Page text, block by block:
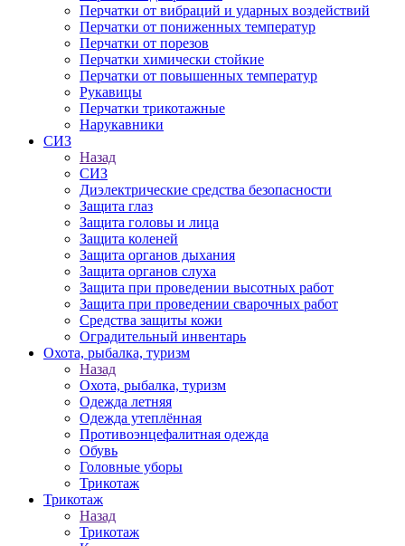
Перчатки от вибраций и ударных воздействий
Перчатки от пониженных температур
Перчатки от порезов
Перчатки химически стойкие
Перчатки от повышенных температур
Рукавицы
Перчатки трикотажные
Нарукавники
СИЗ
Назад
СИЗ
Диэлектрические средства безопасности
Защита глаз
Защита головы и лица
Защита коленей
Защита органов дыхания
Защита органов слуха
Защита при проведении высотных работ
Защита при проведении сварочных работ
Средства защиты кожи
Оградительный инвентарь
Охота, рыбалка, туризм
Назад
Охота, рыбалка, туризм
Одежда летняя
Одежда утеплённая
Противоэнцефалитная одежда
Обувь
Головные уборы
Трикотаж
Трикотаж
Назад
Трикотаж